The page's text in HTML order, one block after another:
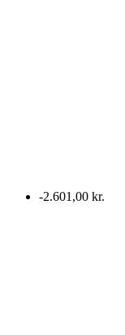
-2.601,00 kr.